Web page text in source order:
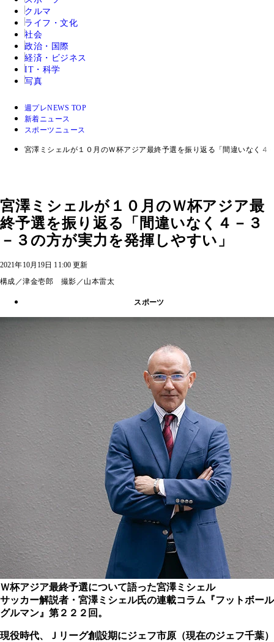
クルマ
ライフ・文化
社会
政治・国際
経済・ビジネス
IT・科学
写真
週プレNEWS TOP
新着ニュース
スポーツニュース
宮澤ミシェルが１０月のＷ杯アジア最終予選を振り返る「間違いなく４
宮澤ミシェルが１０月のＷ杯アジア最
終予選を振り返る「間違いなく４－３
－３の方が実力を発揮しやすい」
2021年10月19日 11:00 更新
構成／津金壱郎 撮影／山本雷太
スポーツ
Ｗ杯アジア最終予選について語った宮澤ミシェル
サッカー解説者・宮澤ミシェル氏の連載コラム『フットボール
グルマン』第２２２回。
現役時代、Ｊリーグ創設期にジェフ市原（現在のジェフ千葉）